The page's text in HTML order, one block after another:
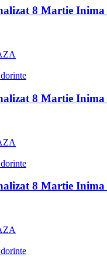
8 Martie
8 Martie
8 Martie